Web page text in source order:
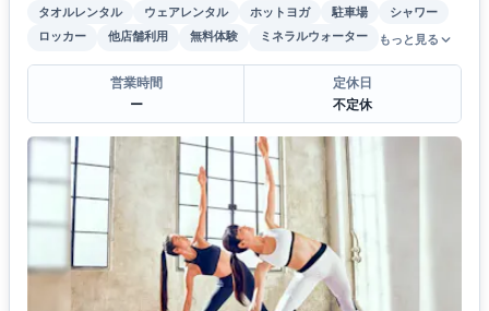
タオルレンタル ウェアレンタル ホットヨガ 駐車場
シャワー
ロッカー
他店舗利用 無料体験 ミネラルウォーター もっと見る
営業時間
ー
定休日
不定休